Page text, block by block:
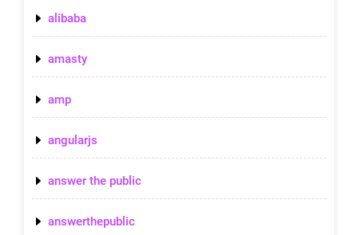
alibaba
amasty
amp
angularjs
answer the public
answerthepublic